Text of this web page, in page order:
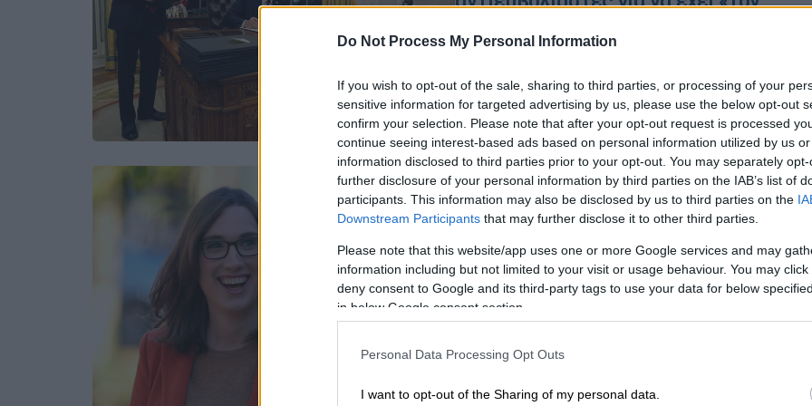
Do Not Process My Personal Information
If you wish to opt-out of the sale, sharing to third parties, or processing of your
sensitive information for targeted advertising by us, please use the below opt-out
confirm your selection. Please note that after your opt-out request is processed
continue seeing interest-based ads based on personal information utilized by us
information disclosed to third parties prior to your opt-out. You may separately
further disclosure of your personal information by third parties on the IAB’s list of
participants. This information may also be disclosed by us to third parties on the
Downstream Participants that may further disclose it to other third parties.
Please note that this website/app uses one or more Google services and may
information including but not limited to your visit or usage behaviour. You may
deny consent to Google and its third-party tags to use your data for below
in below Google consent section.
Personal Data Processing Opt Outs
I want to opt-out of the Sharing of my personal data.
Ο Αμερικανός πρόεδρος είχα
εξαγγείλει προεκλογικά πως θα
περιορίσει τα δικαιώματα των
διεμφυλικών Αμερικανών
Κόσμος|06.11.2024 08:20
Η Σάρα ΜακΜπράιντ είναι η
πρώτη τρανς εκλέκτορας στο
Κογκρέσο
Κέρδισε με μεγάλο ποσοστό τον
πολιτεία του Ντέλαγουερ